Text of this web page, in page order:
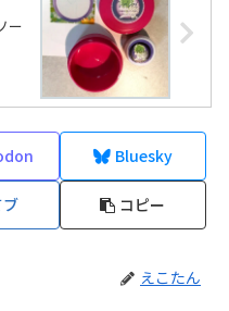
ー
Bluesky
コピー
えこたん